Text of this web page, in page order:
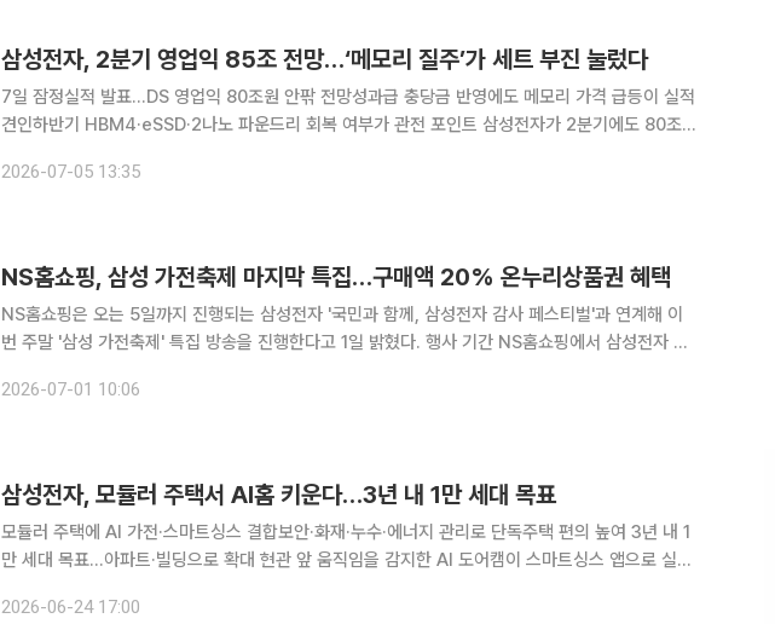
삼성전자, 2분기 영업익 85조 전망…‘메모리 질주’가 세트 부진 눌렀다
7일 잠정실적 발표…DS 영업익 80조원 안팎 전망성과급 충당금 반영에도 메모리 가격 급등이 실적
견인하반기 HBM4·eSSD·2나노 파운드리 회복 여부가 관전 포인트 삼성전자가 2분기에도 80조
은 메모리 가격 상승에 따른 원가 부담을 피하지 못했지만, AI
2026-07-05 13:35
NS홈쇼핑, 삼성 가전축제 마지막 특집…구매액 20% 온누리상품권 혜택
NS홈쇼핑은 오는 5일까지 진행되는 삼성전자 '국민과 함께, 삼성전자 감사 페스티벌'과 연계해 이
번 주말 '삼성 가전축제' 특집 방송을 진행한다고 1일 밝혔다. 행사 기간 NS홈쇼핑에서 삼성전자 가
품권은 제품 구매 후 오는 9월 30일까지 삼성닷컴 홈페이지나
2026-07-01 10:06
삼성전자, 모듈러 주택서 AI홈 키운다…3년 내 1만 세대 목표
모듈러 주택에 AI 가전·스마트싱스 결합보안·화재·누수·에너지 관리로 단독주택 편의 높여 3년 내 1
만 세대 목표…아파트·빌딩으로 확대 현관 앞 움직임을 감지한 AI 도어캠이 스마트싱스 앱으로 실시
2026-06-24 17:00